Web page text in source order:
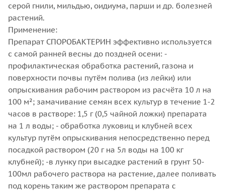
серой гнили, мильдью, оидиума, парши и др. болезней
растений.
Применение:
Препарат СПОРОБАКТЕРИН эффективно используется
с самой ранней весны до поздней осени: -
профилактическая обработка растений, газона и
поверхности почвы путём полива (из лейки) или
опрыскивания рабочим раствором из расчёта 10 л на
100 м²; замачивание семян всех культур в течение 1-2
часов в растворе: 1,5 г (0,5 чайной ложки) препарата
на 1 л воды; - обработка луковиц и клубней всех
культур путём опрыскивания непосредственно перед
посадкой раствором (20 г на 5л воды на 100 кг
клубней); -в лунку при высадке растений в грунт 50-
100мл рабочего раствора на растение, далее поливать
под корень таким же раствором препарата с